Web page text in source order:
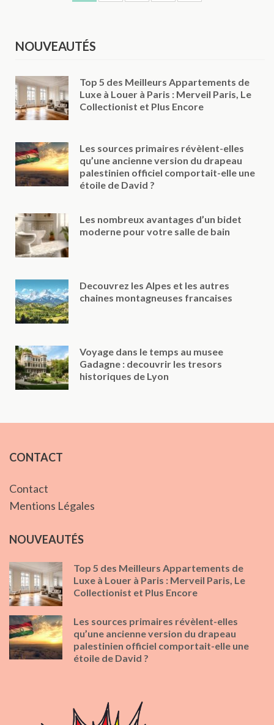
NOUVEAUTÉS
Top 5 des Meilleurs Appartements de
Luxe à Louer à Paris : Merveil Paris, Le
Collectionist et Plus Encore
Les sources primaires révèlent-elles
qu’une ancienne version du drapeau
palestinien officiel comportait-elle une
étoile de David ?
Les nombreux avantages d’un bidet
moderne pour votre salle de bain
Decouvrez les Alpes et les autres
chaines montagneuses francaises
Voyage dans le temps au musee
Gadagne : decouvrir les tresors
historiques de Lyon
CONTACT
Contact
Mentions Légales
NOUVEAUTÉS
Top 5 des Meilleurs Appartements de
Luxe à Louer à Paris : Merveil Paris, Le
Collectionist et Plus Encore
Les sources primaires révèlent-elles
qu’une ancienne version du drapeau
palestinien officiel comportait-elle une
étoile de David ?